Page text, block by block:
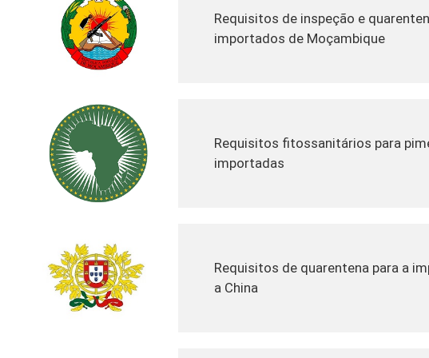
Requisitos de inspeção e
importados de Moçambique
Requisitos fitossanitários para
importadas
Requisitos de quarentena para a
a China